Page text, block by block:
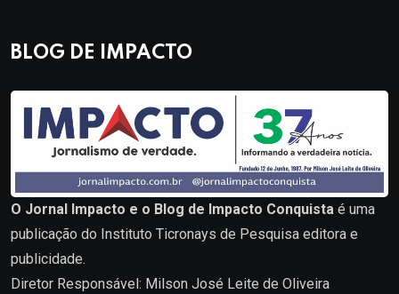
BLOG DE IMPACTO
O Jornal Impacto e o Blog de Impacto Conquista é uma
publicação do Instituto Ticronays de Pesquisa editora e
publicidade.
Diretor Responsável: Milson José Leite de Oliveira